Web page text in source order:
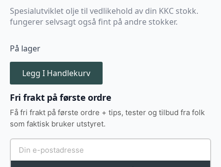
Spesialutviklet olje til vedlikehold av din KKC stokk.
fungerer selvsagt også fint på andre stokker.
På lager
Legg I Handlekurv
Fri frakt på første ordre
Få fri frakt på første ordre + tips, tester og tilbud fra folk
som faktisk bruker utstyret.